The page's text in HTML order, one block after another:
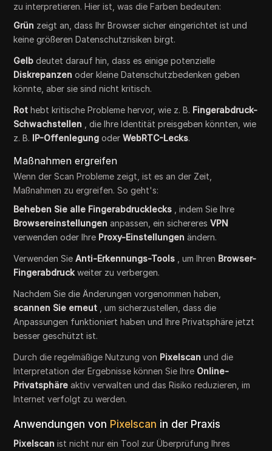
zu interpretieren. Hier ist, was die Farben bedeuten:
Grün zeigt an, dass Ihr Browser sicher eingerichtet ist und
keine größeren Datenschutzrisiken birgt.
Gelb deutet darauf hin, dass es einige potenzielle
Diskrepanzen oder kleine Datenschutzbedenken geben
könnte, aber sie sind nicht kritisch.
Rot hebt kritische Probleme hervor, wie z. B. Fingerabdruck-
Schwachstellen , die Ihre Identität preisgeben könnten, wie
z. B. IP-Offenlegung oderWebRTC-Lecks.
Maßnahmen ergreifen
Wenn der Scan Probleme zeigt, ist es an der Zeit,
Maßnahmen zu ergreifen. So geht's:
Beheben Sie alle Fingerabdrucklecks , indem Sie Ihre
Browsereinstellungen anpassen, ein sichereresVPN
verwenden oder Ihre Proxy-Einstellungen ändern.
Verwenden SieAnti-Erkennungs-Tools , um Ihren Browser-
Fingerabdruck weiter zu verbergen.
Nachdem Sie die Änderungen vorgenommen haben,
scannen Sie erneut , um sicherzustellen, dass die
Anpassungen funktioniert haben und Ihre Privatsphäre jetzt
besser geschützt ist.
Durch die regelmäßige Nutzung von Pixelscan und die
Interpretation der Ergebnisse können Sie Ihre Online-
Privatsphäre aktiv verwalten und das Risiko reduzieren, im
Internet verfolgt zu werden.
Anwendungen von Pixelscan in der Praxis
Pixelscan ist nicht nur ein Tool zur Überprüfung Ihres